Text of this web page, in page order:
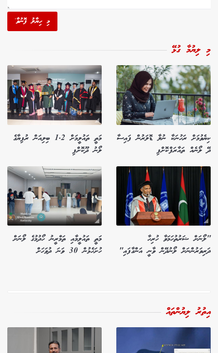
މި ހިޔާލު ފޮނުވާ'
މި ލިޔުމާ ގުޅޭ
ކިޔެވުމަށް ރަހުނަކާ ނުލާ ޑޮލަރުން ފައިސާ
ދޭ ލޯނެއް ތައާރަފްކޮށްފި
މަތީ ތައުލީމަށް 1.2 ބިލިއަން ރުފިޔާގެ
ލޯނު ދޫކޮށްފި
"ލޯނަށް ޝަރުތުހަމަވާ ހުރިހާ
ދަރިވަރުންނަށް ލޯނުދޭން ވާނީ އަންގާފައި"
މަތީ ތައުލީމާއި ތަމްރީނު ހޯދުމުގެ ލޯނަށް
ހުށަހެޅުން 30 ވަނަ ދުވަހަށް
އިތުރު ލިޔުންތައް